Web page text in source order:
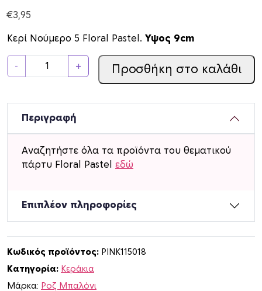
€3,95
Κερί Νούμερο 5 Floral Pastel. Υψος 9cm
-
ε
ί
ο
o
r
a
+ Προσθήκη στο καλάθι
Περιγραφή
Αναζητήστε όλα τα προϊόντα του θεματικού
πάρτυ Floral Pastel εδώ
Επιπλέον πληροφορίες
Κωδικός προϊόντος: PINK115018
Κατηγορία: Κεράκια
Μάρκα: Ροζ Μπαλόνι